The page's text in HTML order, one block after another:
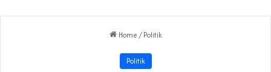
Home / Politik
Politik